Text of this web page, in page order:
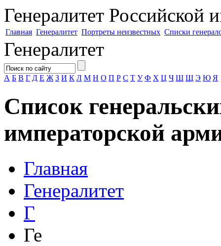
Генералитет Российской
Главная Генералитет Портреты неизвестных Списки
Генералитет
А Б В Г Д Е Ж З И К Л М Н О П Р С Т У Ф Х Ц Ч Ш Щ Э Ю Я
Список
императорской
Главная
Генералитет
Г
Ге